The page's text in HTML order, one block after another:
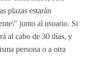
plazas estarán
junto al usuario. Si
al cabo de 30 días, y
persona o a otra